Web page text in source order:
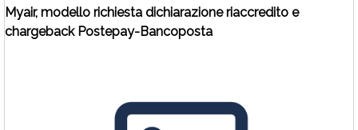
Myair, modello richiesta dichiarazione riaccredito e
chargeback Postepay-Bancoposta